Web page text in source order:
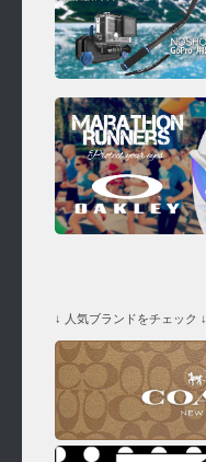
↓ 人気ブランドをチェック ↓